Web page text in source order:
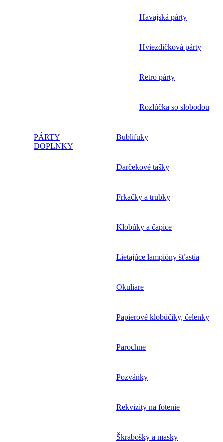
Havajská párty
Hviezdičková párty
Retro párty
Rozlúčka so slobodou
PÁRTY
DOPLNKY
Bublifuky
Darčekové tašky
Frkačky a trubky
Klobúky a čapice
Lietajúce lampióny šťastia
Okuliare
Papierové klobúčiky, čelenky
Parochne
Pozvánky
Rekvizity na fotenie
Škrabošky a masky